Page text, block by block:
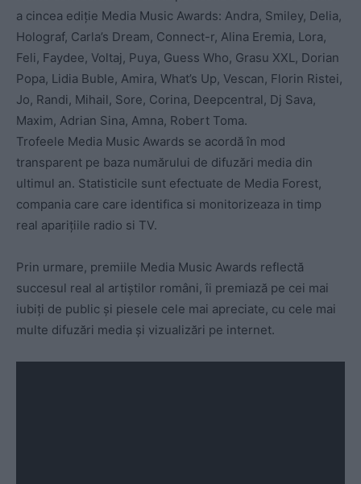
a cincea ediție Media Music Awards: Andra, Smiley, Delia,
Holograf, Carla’s Dream, Connect-r, Alina Eremia, Lora,
Feli, Faydee, Voltaj, Puya, Guess Who, Grasu XXL, Dorian
Popa, Lidia Buble, Amira, What’s Up, Vescan, Florin Ristei,
Jo, Randi, Mihail, Sore, Corina, Deepcentral, Dj Sava,
Maxim, Adrian Sina, Amna, Robert Toma.
Trofeele Media Music Awards se acordă în mod
transparent pe baza numărului de difuzări media din
ultimul an. Statisticile sunt efectuate de Media Forest,
compania care care identifica si monitorizeaza in timp
real aparițiile radio si TV.
Prin urmare, premiile Media Music Awards reflectă
succesul real al artiștilor români, îi premiază pe cei mai
iubiți de public și piesele cele mai apreciate, cu cele mai
multe difuzări media și vizualizări pe internet.